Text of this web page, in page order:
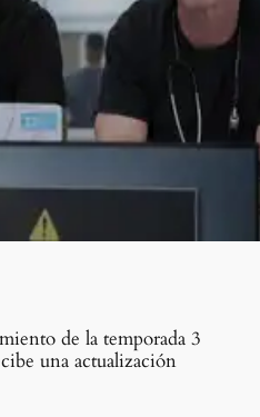
de la temporada 3
una actualización